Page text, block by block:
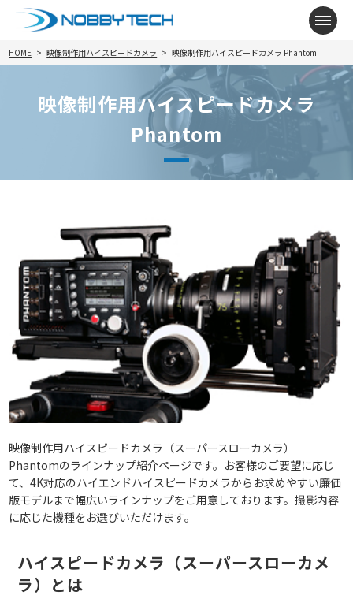
メニ
HOME 映像制作用ハイスピードカメラ 映像制作用ハイスピードカメラ Phantom
映像制作用ハイスピードカメラ
Phantom
映像制作用ハイスピードカメラ（スーパースローカメラ）
Phantomのラインナップ紹介ページです。お客様のご要望に応じ
て、4K対応のハイエンドハイスピードカメラからお求めやすい廉価
版モデルまで幅広いラインナップをご用意しております。撮影内容
に応じた機種をお選びいただけます。
ハイスピードカメラ（スーパースローカメ
ラ）とは